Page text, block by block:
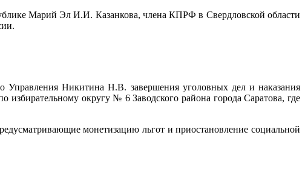
Марий Эл И.И. Казанкова, члена КПРФ в Свердловской области
Управления Никитина Н.В. завершения уголовных дел и наказания
избирательному округу № 6 Заводского района города Саратова, где
монетизацию льгот и приостановление социальной